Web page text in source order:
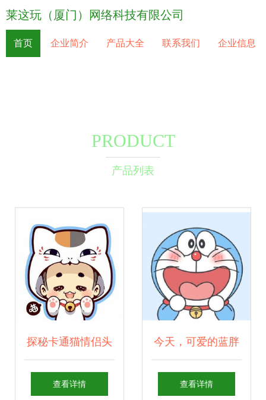
莱这玩（厦门）网络科技有限公司
首页 企业简介 产品大全 联系我们 企业信息
PRODUCT
产品列表
探秘卡通猫情侣头
像的DIY制作指南
查看详情
今天，可爱的蓝胖
纸生日 纪念币上的
查看详情